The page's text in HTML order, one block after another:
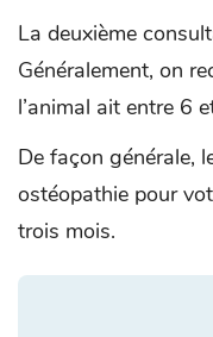
La deuxième
Généralement, on
l’animal ait entre 6
De façon générale,
ostéopathie pour
trois mois.